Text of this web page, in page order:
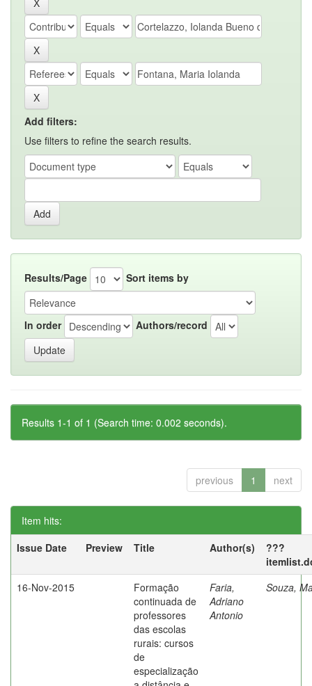
Add filters:
Use filters to refine the search results.
Results/Page Sort items by
In order Authors/record
Results 1-1 of 1 (Search time: 0.002 seconds).
previous 1 next
Item hits:
Issue Date
Preview Title Author(s)
???
16-Nov-2015
Formação
continuada de
professores
das escolas
rurais: cursos
de
especialização
Faria,
Adriano
Antonio
Souza,